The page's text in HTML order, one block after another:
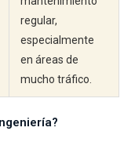
regular,
especialmente
en áreas de
mucho tráfico.